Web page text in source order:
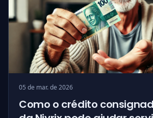
05 de mar. de 2026
Como o crédito